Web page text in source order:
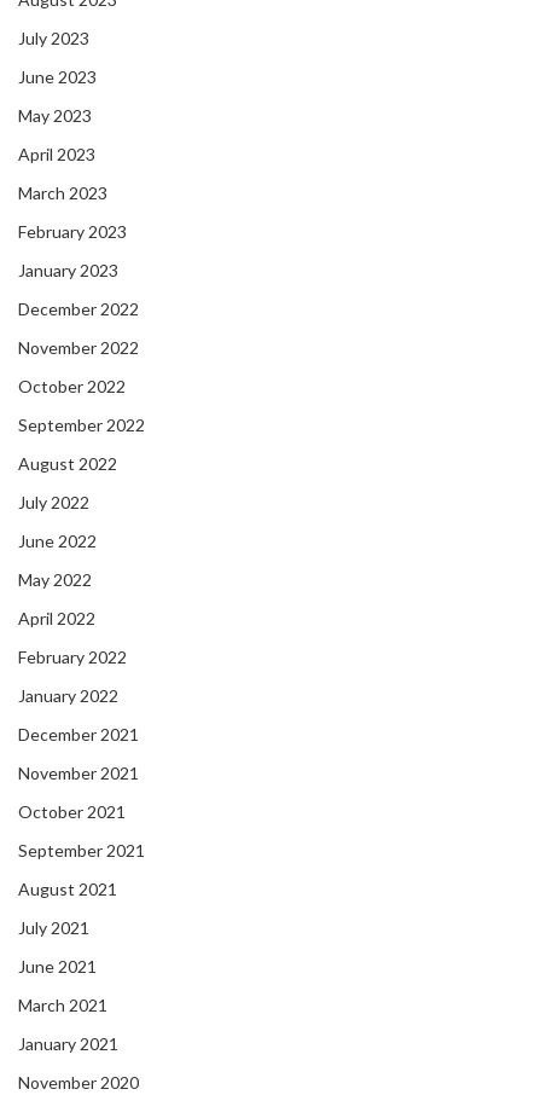
July 2023
June 2023
May 2023
April 2023
March 2023
February 2023
January 2023
December 2022
November 2022
October 2022
September 2022
August 2022
July 2022
June 2022
May 2022
April 2022
February 2022
January 2022
December 2021
November 2021
October 2021
September 2021
August 2021
July 2021
June 2021
March 2021
January 2021
November 2020